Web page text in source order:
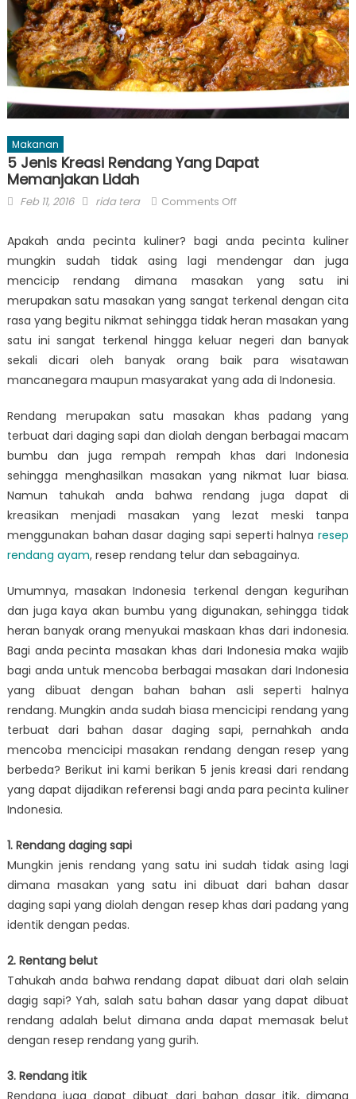
Makanan
5 Jenis Kreasi Rendang Yang Dapat
Memanjakan Lidah
Posted
Feb 11, 2016 Author
rida tera Comments Offon
Jenis
Kreasi
Rendang
Yang
Dapat
Memanjakan
Lidah
Apakah anda pecinta kuliner? bagi anda pecinta kuliner
mungkin sudah tidak asing lagi mendengar dan juga
mencicip rendang dimana masakan yang satu ini
merupakan satu masakan yang sangat terkenal dengan cita
rasa yang begitu nikmat sehingga tidak heran masakan yang
satu ini sangat terkenal hingga keluar negeri dan banyak
sekali dicari oleh banyak orang baik para wisatawan
mancanegara maupun masyarakat yang ada di Indonesia.
Rendang merupakan satu masakan khas padang yang
terbuat dari daging sapi dan diolah dengan berbagai macam
bumbu dan juga rempah rempah khas dari Indonesia
sehingga menghasilkan masakan yang nikmat luar biasa.
Namun tahukah anda bahwa rendang juga dapat di
kreasikan menjadi masakan yang lezat meski tanpa
menggunakan bahan dasar daging sapi seperti halnyaresep
rendang ayam, resep rendang telur dan sebagainya.
Umumnya, masakan Indonesia terkenal dengan kegurihan
dan juga kaya akan bumbu yang digunakan, sehingga tidak
heran banyak orang menyukai maskaan khas dari indonesia.
Bagi anda pecinta masakan khas dari Indonesia maka wajib
bagi anda untuk mencoba berbagai masakan dari Indonesia
yang dibuat dengan bahan bahan asli seperti halnya
rendang. Mungkin anda sudah biasa mencicipi rendang yang
terbuat dari bahan dasar daging sapi, pernahkah anda
mencoba mencicipi masakan rendang dengan resep yang
berbeda? Berikut ini kami berikan 5 jenis kreasi dari rendang
yang dapat dijadikan referensi bagi anda para pecinta kuliner
Indonesia.
1. Rendang daging sapi
Mungkin jenis rendang yang satu ini sudah tidak asing lagi
dimana masakan yang satu ini dibuat dari bahan dasar
daging sapi yang diolah dengan resep khas dari padang yang
identik dengan pedas.
2. Rentang belut
Tahukah anda bahwa rendang dapat dibuat dari olah selain
dagig sapi? Yah, salah satu bahan dasar yang dapat dibuat
rendang adalah belut dimana anda dapat memasak belut
dengan resep rendang yang gurih.
3. Rendang itik
Rendang juga dapat dibuat dari bahan dasar itik, dimana